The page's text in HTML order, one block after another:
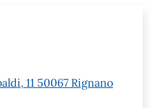
11 50067 Rignano